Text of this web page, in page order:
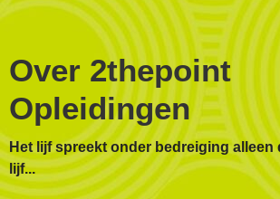
Over 2thepoint
Opleidingen
Het lijf spreekt onder bedreiging alleen
lijf...